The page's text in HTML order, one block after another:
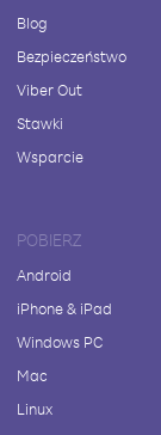
Blog
Bezpieczeństwo
Viber Out
Stawki
Wsparcie
POBIERZ
Android
iPhone & iPad
Windows PC
Mac
Linux